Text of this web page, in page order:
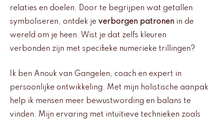
relaties en doelen. Door te begrijpen wat getallen
symboliseren, ontdek je verborgen patronen in de
wereld om je heen. Wist je dat zelfs kleuren
verbonden zijn met specifieke numerieke trillingen?
Ik ben Anouk van Gangelen, coach en expert in
persoonlijke ontwikkeling. Met mijn holistische aanpak
help ik mensen meer bewustwording en balans te
vinden. Mijn ervaring met intuïtieve technieken zoals